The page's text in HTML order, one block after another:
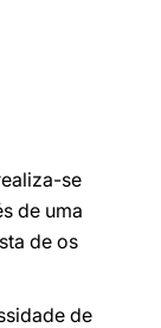
se
de uma
de os
de